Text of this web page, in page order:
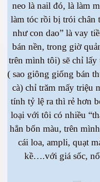
neo là nail đó, là làm
làm tóc rồi bị trói chân
như con dao” là vay
bán nền, trong giờ
trên mình tôi) sẽ chỉ
( sao giông giống bán
cà) chỉ trăm mấy triệu
tính tỷ lệ ra thì rẻ hơn
loại với tôi có nhiều
hẳn bốn màu, trên
cái loa, ampli, quạt
kề….với giá sốc,